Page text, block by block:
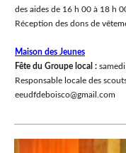
des aides de 16 h 00 à 18 h
Réception des dons de
Maison des Jeunes
Fête du Groupe local :
Responsable locale des
eeudfdeboisco@gmail.com